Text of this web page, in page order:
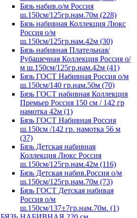
Бязь набив.о/м Россия
ш.150см/125гр.нам.70м (228)
Бязь набивная Коллекция Люкс
Россия о/м
ш.150см/125гр.нам.42м (30)
Бязь набивная Плательная/
Рубашечная Коллекция Россия о/
м ш.150см/125гр.нам.42м (41)
Бязь ГОСТ Набивная Россия о/м
ш.150см/140 гр.нам.50м (70)
Бязь ГОСТ набивная Коллекция
Премьер Россия 150 см / 142 гр
намотка 42м (1)
Бязь ГОСТ Набивная Россия
ш.150см /142 гр. намотка 56 м
(37)
Бязь Детская набивная
Коллекция Люкс Россия
ш.150см/125гр.нам.42м (116)
Бязь Детская набив.Россия о/м
ш.150см/125гр.нам.70м (73)
Бязь ГОСТ Детская набивая
Россия о/м
ш.150см/137±7гр.нам.70м. (1)